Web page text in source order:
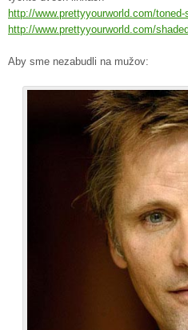
http://www.prettyyourworld.com/
http://www.prettyyourworld.com/
Aby sme nezabudli na mužov: